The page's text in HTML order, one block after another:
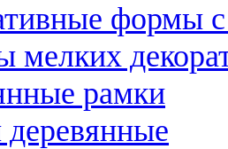
формы с
мелких
рамки